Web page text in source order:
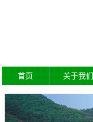
首页 关于我们